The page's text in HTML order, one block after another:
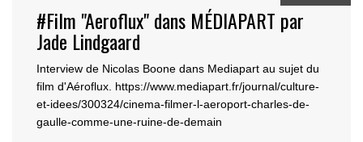
#Film "Aeroflux" dans MÉDIAPART par
Jade Lindgaard
Interview de Nicolas Boone dans Mediapart au sujet du
film d'Aéroflux. https://www.mediapart.fr/journal/culture-
et-idees/300324/cinema-filmer-l-aeroport-charles-de-
gaulle-comme-une-ruine-de-demain